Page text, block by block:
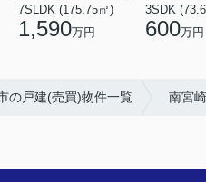
7SLDK (175.75㎡)
1,590万円
3SDK
600万円
の戸建(売買)物件一覧 南宮